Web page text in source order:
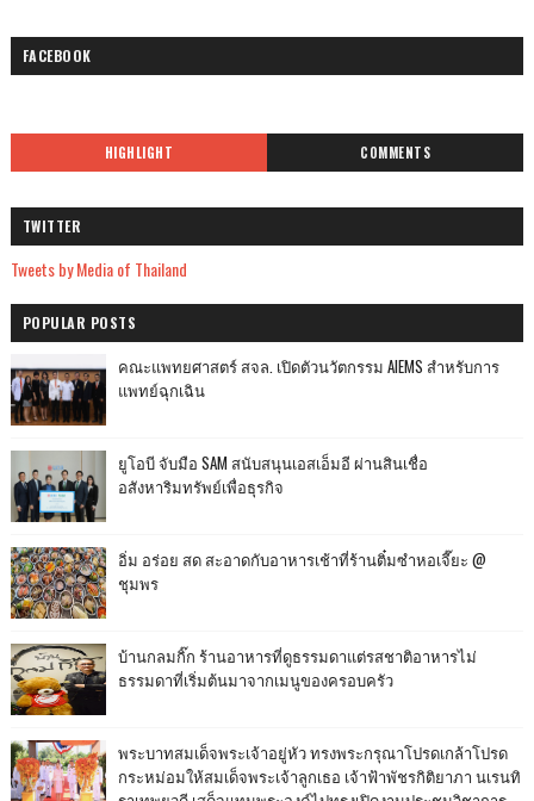
FACEBOOK
HIGHLIGHT COMMENTS
TWITTER
Tweets by Media of Thailand
POPULAR POSTS
คณะแพทยศาสตร์ สจล. เปิดตัวนวัตกรรม AIEMS สำหรับการ
แพทย์ฉุกเฉิน
ยูโอบี จับมือ SAM สนับสนุนเอสเอ็มอี ผ่านสินเชื่อ
อสังหาริมทรัพย์เพื่อธุรกิจ
อิ่ม อร่อย สด สะอาดกับอาหารเช้าที่ร้านติ๋มซำหอเจี๊ยะ @
ชุมพร
บ้านกลมกิ๊ก ร้านอาหารที่ดูธรรมดาแต่รสชาติอาหารไม่
ธรรมดาที่เริ่มต้นมาจากเมนูของครอบครัว
พระบาทสมเด็จพระเจ้าอยู่หัว ทรงพระกรุณาโปรดเกล้าโปรด
กระหม่อมให้สมเด็จพระเจ้าลูกเธอ เจ้าฟ้าพัชรกิติยาภา นเรนทิ